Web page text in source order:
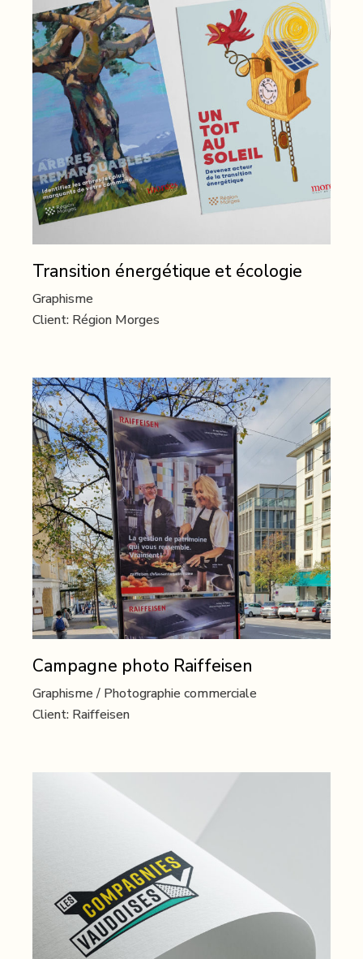
Transition énergétique et écologie
Graphisme
Client: Région Morges
Campagne photo Raiffeisen
Graphisme
Photographie commerciale
Client: Raiffeisen